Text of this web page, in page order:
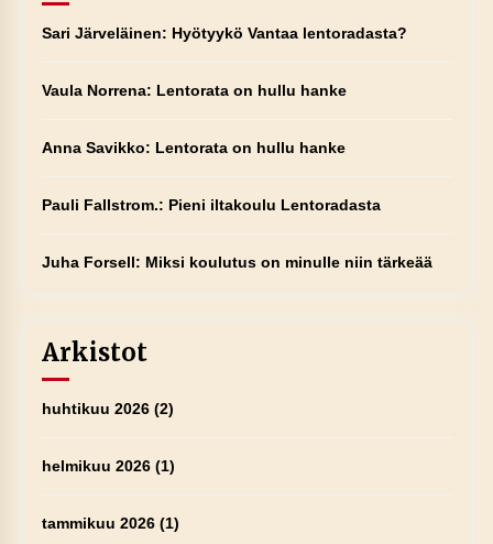
Sari Järveläinen: Hyötyykö Vantaa lentoradasta?
Vaula Norrena: Lentorata on hullu hanke
Anna Savikko: Lentorata on hullu hanke
Pauli Fallstrom.: Pieni iltakoulu Lentoradasta
Juha Forsell: Miksi koulutus on minulle niin tärkeää
Arkistot
huhtikuu 2026(2)
helmikuu 2026(1)
tammikuu 2026(1)